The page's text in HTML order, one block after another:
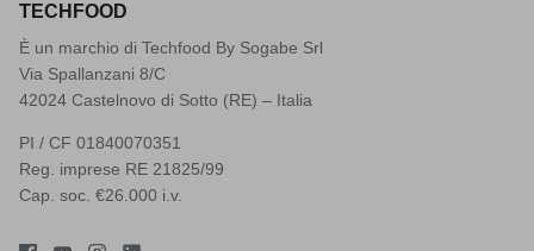
TECHFOOD
È un marchio di Techfood By Sogabe Srl
Via Spallanzani 8/C
42024 Castelnovo di Sotto (RE) – Italia
PI / CF 01840070351
Reg. imprese RE 21825/99
Cap. soc. €26.000 i.v.